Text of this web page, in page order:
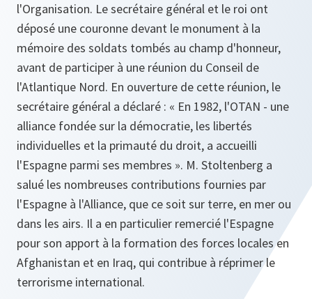
l'Organisation. Le secrétaire général et le roi ont
déposé une couronne devant le monument à la
mémoire des soldats tombés au champ d'honneur,
avant de participer à une réunion du Conseil de
l'Atlantique Nord. En ouverture de cette réunion, le
secrétaire général a déclaré : « En 1982, l'OTAN - une
alliance fondée sur la démocratie, les libertés
individuelles et la primauté du droit, a accueilli
l'Espagne parmi ses membres ». M. Stoltenberg a
salué les nombreuses contributions fournies par
l'Espagne à l'Alliance, que ce soit sur terre, en mer ou
dans les airs. Il a en particulier remercié l'Espagne
pour son apport à la formation des forces locales en
Afghanistan et en Iraq, qui contribue à réprimer le
terrorisme international.